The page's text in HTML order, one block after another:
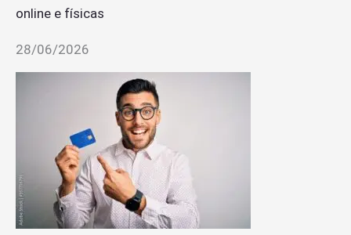
online e físicas
28/06/2026